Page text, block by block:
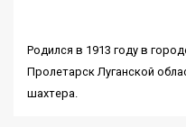
Родился в 1913 году в
Пролетарск Луганской
шахтера.